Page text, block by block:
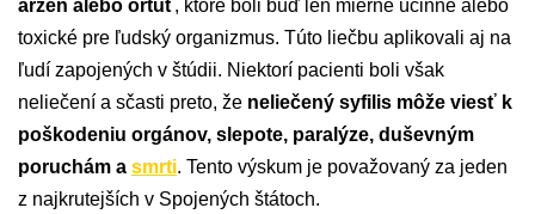
arzén alebo ortuť, ktoré boli buď len mierne účinné alebo
toxické pre ľudský organizmus. Túto liečbu aplikovali aj na
ľudí zapojených v štúdii. Niektorí pacienti boli však
neliečení a sčasti preto, že neliečený syfilis môže viesť k
poškodeniu orgánov, slepote, paralýze, duševným
poruchám a smrti. Tento výskum je považovaný za jeden
z najkrutejších v Spojených štátoch.